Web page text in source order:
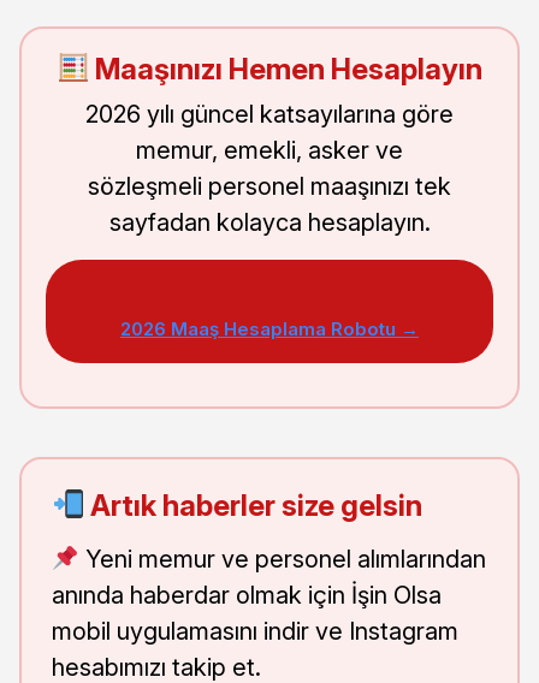
Maaşınızı Hemen Hesaplayın
2026 yılı güncel katsayılarına göre
memur, emekli, asker ve
sözleşmeli personel maaşınızı tek
sayfadan kolayca hesaplayın.
2026 Maaş Hesaplama Robotu →
Artık haberler size gelsin
Yeni memur ve personel alımlarından
anında haberdar olmak için İşin Olsa
mobil uygulamasını indir ve Instagram
hesabımızı takip et.